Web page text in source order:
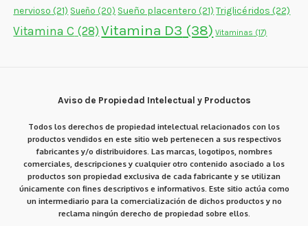
nervioso (21) Sueño (20) Sueño placentero (21) Triglicéridos (22)
Vitamina C (28) Vitamina D3 (38) Vitaminas (17)
Aviso de Propiedad Intelectual y Productos
Todos los derechos de propiedad intelectual relacionados con los
productos vendidos en este sitio web pertenecen a sus respectivos
fabricantes y/o distribuidores. Las marcas, logotipos, nombres
comerciales, descripciones y cualquier otro contenido asociado a los
productos son propiedad exclusiva de cada fabricante y se utilizan
únicamente con fines descriptivos e informativos. Este sitio actúa como
un intermediario para la comercialización de dichos productos y no
reclama ningún derecho de propiedad sobre ellos.